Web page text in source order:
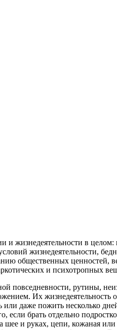
и жизнедеятельности в
жизнедеятельности,
общественных ценностей,
и психотропных
повседневности, рутины,
Их жизнедеятельность
даже пожить несколько
если брать отдельно
и руках, цепи, кожаная